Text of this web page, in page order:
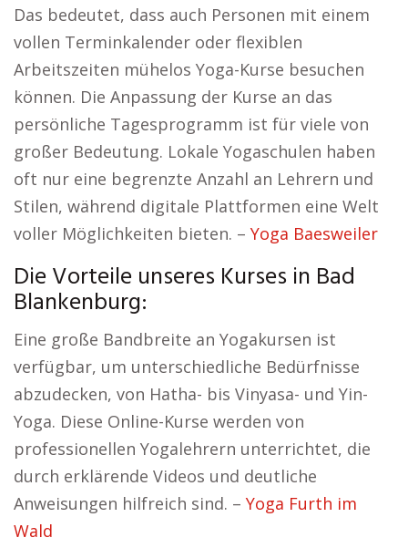
Das bedeutet, dass auch Personen mit einem
vollen Terminkalender oder flexiblen
Arbeitszeiten mühelos Yoga-Kurse besuchen
können. Die Anpassung der Kurse an das
persönliche Tagesprogramm ist für viele von
großer Bedeutung. Lokale Yogaschulen haben
oft nur eine begrenzte Anzahl an Lehrern und
Stilen, während digitale Plattformen eine Welt
voller Möglichkeiten bieten. – Yoga Baesweiler
Die Vorteile unseres Kurses in Bad
Blankenburg:
Eine große Bandbreite an Yogakursen ist
verfügbar, um unterschiedliche Bedürfnisse
abzudecken, von Hatha- bis Vinyasa- und Yin-
Yoga. Diese Online-Kurse werden von
professionellen Yogalehrern unterrichtet, die
durch erklärende Videos und deutliche
Anweisungen hilfreich sind. – Yoga Furth im
Wald